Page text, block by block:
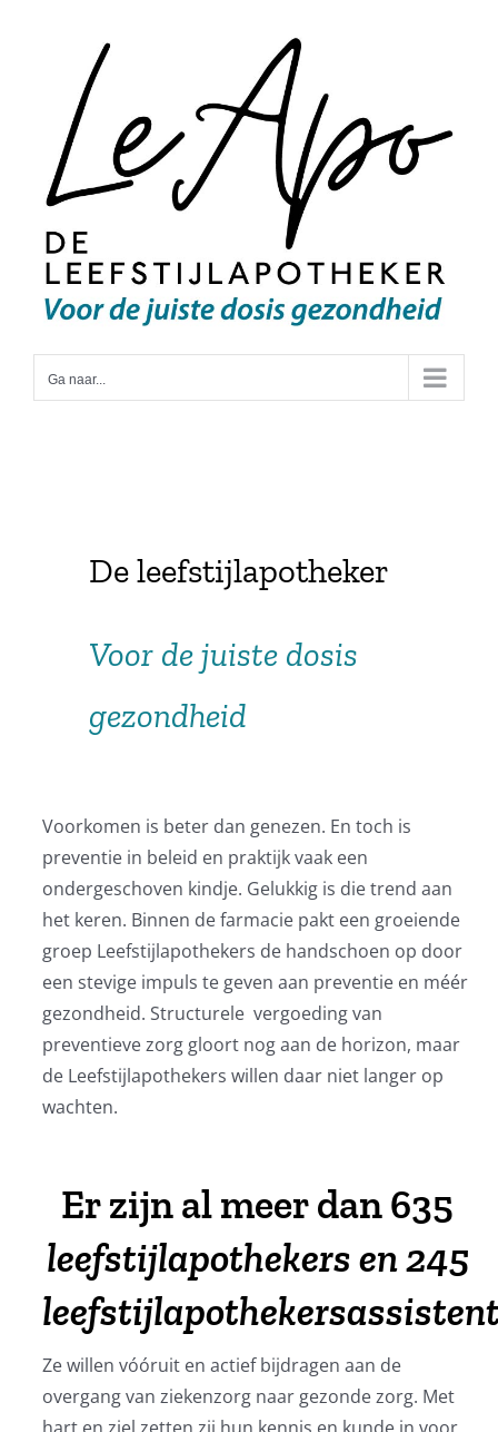
Ga naar...
De leefstijlapotheker
Voor de juiste dosis
gezondheid
Voorkomen is beter dan genezen. En toch is
preventie in beleid en praktijk vaak een
ondergeschoven kindje. Gelukkig is die trend aan
het keren. Binnen de farmacie pakt een groeiende
groep Leefstijlapothekers de handschoen op door
een stevige impuls te geven aan preventie en méér
gezondheid. Structurele vergoeding van
preventieve zorg gloort nog aan de horizon, maar
de Leefstijlapothekers willen daar niet langer op
wachten.
Er zijn al meer dan 635
leefstijlapothekers en 245
Ze willen vóóruit en actief bijdragen aan de
overgang van ziekenzorg naar gezonde zorg. Met